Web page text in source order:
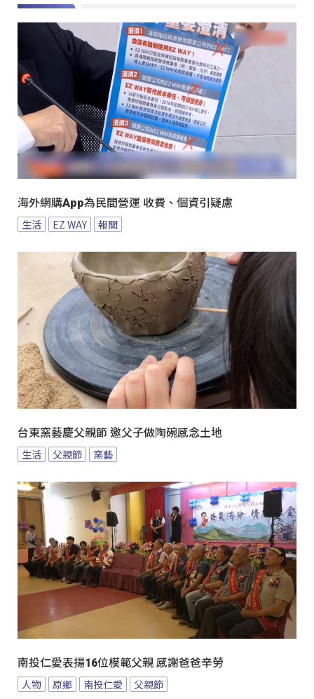
海外網購App為民間營運 收費、個資引疑慮
生活 EZ WAY 報關
台東窯藝慶父親節 邀父子做陶碗感念土地
生活 父親節 窯藝
南投仁愛表揚16位模範父親 感謝爸爸辛勞
人物 原鄉 南投仁愛 父親節